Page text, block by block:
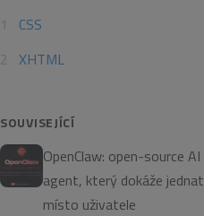
CSS
XHTML
SOUVISEJÍCÍ
OpenClaw: open-source AI
agent, který dokáže jednat
místo uživatele